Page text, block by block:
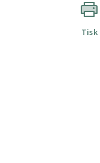
Tisk